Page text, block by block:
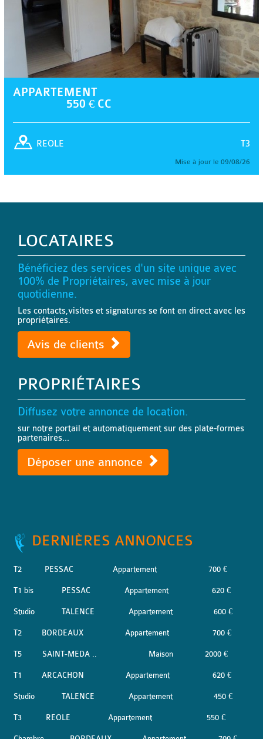
APPARTEMENT
550 € CC
T3
REOLE
Mise à jour le 09/08/26
LOCATAIRES
Bénéficiez des services d'un site unique avec
100% de Propriétaires, avec mise à jour
quotidienne.
Les contacts,visites et signatures se font en direct avec les
propriétaires.
Avis de clients
PROPRIÉTAIRES
Diffusez votre annonce de location.
sur notre portail et automatiquement sur des plate-formes
partenaires...
Déposer une annonce
DERNIÈRES ANNONCES
T2 PESSAC Appartement 700 €
T1 bis PESSAC Appartement 620 €
Studio TALENCE Appartement 600 €
T2 BORDEAUX Appartement 700 €
T5 SAINT-MEDA .. Maison 2000 €
T1 ARCACHON Appartement 620 €
Studio TALENCE Appartement 450 €
T3 REOLE Appartement 550 €